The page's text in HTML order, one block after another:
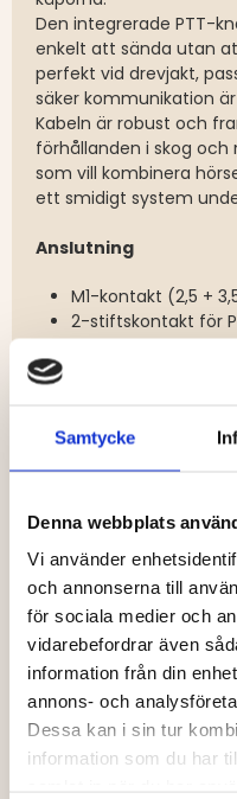
Samtycke
Denna webbplats
Vi använder
och annonserna till
för sociala medier och
vidarebefordrar även
information från din
annons- och
Dessa kan i sin tur
information som du har
Den integrerade PTT-
enkelt att sända utan
perfekt vid drevjakt,
säker kommunikation
Kabeln är robust och
förhållanden i skog
som vill kombinera
ett smidigt system
Anslutning
M1-kontakt (2,5 +
2-stiftskontakt för
Ej kompatibel med
Albecom Light V1 /
Albecom Viper X6
Zodiac Extreme /
Zodiac Basic Pro /
Zodiac Digital /
Brecom VR1000 Pro
Motorola GP300 /
250 / 450
Motorola GTI /
1225 / 200
Motorola PRO3150 /